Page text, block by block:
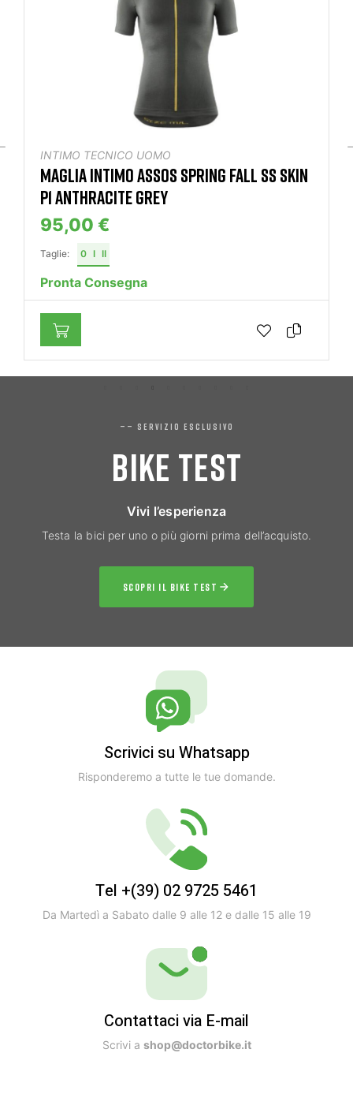
INTIMO TECNICO UOMO
MAGLIA INTIMO ASSOS SPRING FALL SS SKIN
P1 ANTHRACITE GREY
95,00 €
Taglie: 0 I II
Pronta Consegna
—— SERVIZIO ESCLUSIVO
BIKE TEST
Vivi l’esperienza
Testa la bici per uno o più giorni prima dell’acquisto.
SCOPRI IL BIKE TEST
Scrivici su Whatsapp
Risponderemo a tutte le tue domande.
Tel +(39) 02 9725 5461
Da Martedì a Sabato dalle 9 alle 12 e dalle 15 alle 19
Contattaci via E-mail
Scrivi a shop@doctorbike.it